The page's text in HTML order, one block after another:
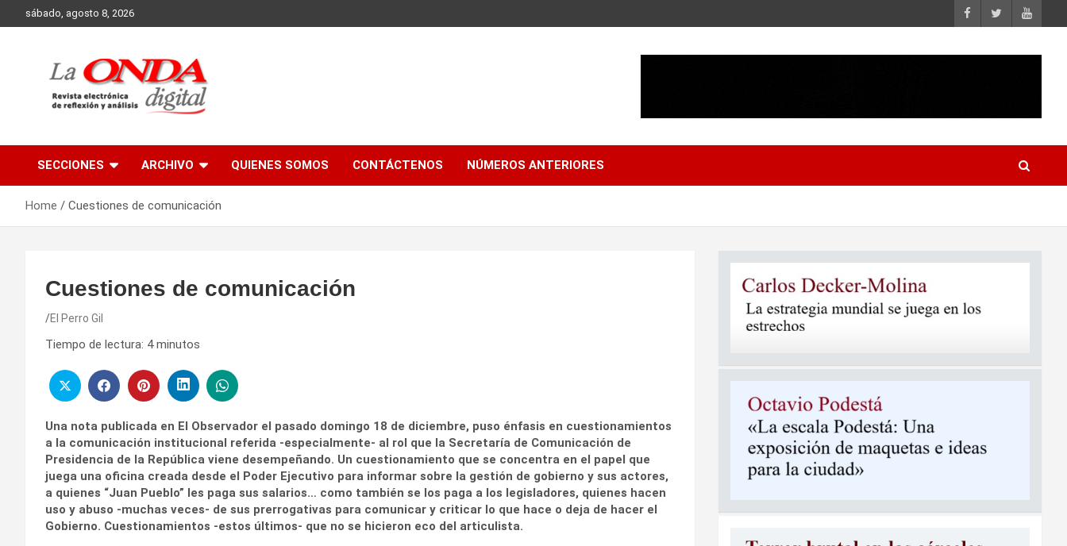
to
sábado, agosto 8, 2026
SECCIONES ARCHIVO QUIENES SOMOS CONTÁCTENOS NÚMEROS ANTERIORES
Home Cuestiones de comunicación
Cuestiones de comunicación
El Perro Gil
Tiempo de lectura: 4 minutos
Una nota publicada en El Observador el pasado domingo 18 de diciembre, puso énfasis en cuestionamientos
a la comunicación institucional referida -especialmente- al rol que la Secretaría de Comunicación de
Presidencia de la República viene desempeñando. Un cuestionamiento que se concentra en el papel que
juega una oficina creada desde el Poder Ejecutivo para informar sobre la gestión de gobierno y sus actores,
a quienes “Juan Pueblo” les paga sus salarios… como también se los paga a los legisladores, quienes hacen
uso y abuso -muchas veces- de sus prerrogativas para comunicar y criticar lo que hace o deja de hacer el
Gobierno. Cuestionamientos -estos últimos- que no se hicieron eco del articulista.